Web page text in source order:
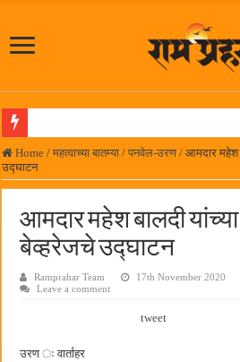
लोकनेते रामशेठ ठाकूर समाजसेवेतील हिरा -आमदार
समाजप्रिय नेतृत्व आमदार प्रशांत ठाकूर यांच्या
पनवेलमध्ये ८ ऑगस्टला महारोजगार मेळावा
सर्वात मोठ्या दिवाळी अंक स्पर्धेचा निकाल जाहीर
जनार्दन भगत शिक्षण प्रसारक संस्थेच्या मुख्य प्रशासकीय
पालेखुर्द येथील जि.प. शाळेच्या नूतन इमारतीचे लोकनेते
हर घर तिरंगा अभियानासंदर्भात पनवेलमध्ये बैठक
कामोठे येथे समाजोपयोगी वस्तूंच्या वाटपाचा उपक्रम
Home / महत्वाच्या बातम्या / पनवेल-उरण / आमदार महेश
उद्घाटन
आमदार महेश बालदी
बेव्हरेजचे उद्घाटन
Ramprahar Team 17th November 2020
Leave a comment
tweet
उरण ः वार्ताहर